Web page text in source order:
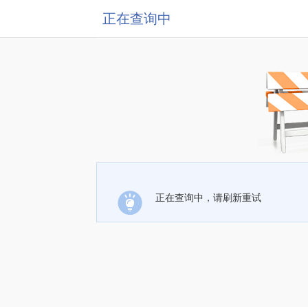
正在查询中
正在查询中，请刷新重试